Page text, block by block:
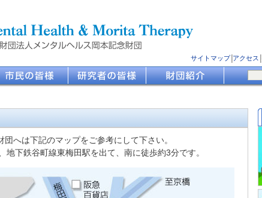
サイトマップ│アクセス
団へは下記のマップをご参考にして下さい。
地下鉄谷町線東梅田駅を出て、南に徒歩約3分です。